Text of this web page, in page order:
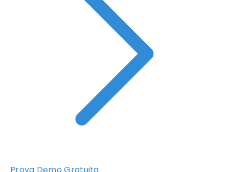
Prova Demo Gratuita